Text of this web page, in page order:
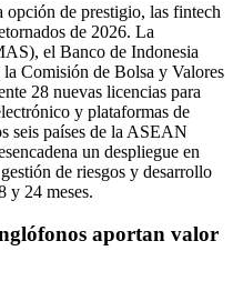
opción de prestigio, las fintech
de 2026. La
el Banco de Indonesia
Comisión de Bolsa y Valores
28 nuevas licencias para
y plataformas de
seis países de la ASEAN
un despliegue en
de riesgos y desarrollo
y 24 meses.
aportan valor